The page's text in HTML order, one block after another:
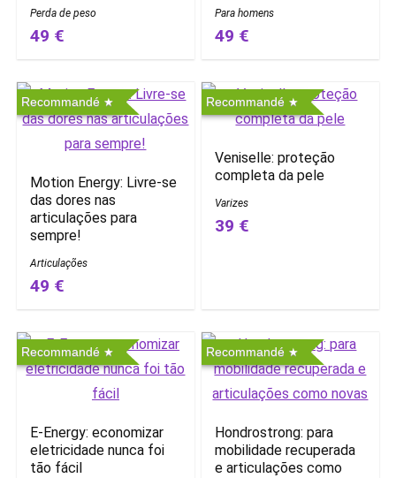
Perda de peso
49 €
Para homens
49 €
Recommandé
Motion Energy: Livre-se
das dores nas
articulações para
sempre!
Articulações
49 €
Recommandé
Veniselle: proteção
completa da pele
Varizes
39 €
Recommandé
E-Energy: economizar
eletricidade nunca foi
tão fácil
Recommandé
Hondrostrong: para
mobilidade recuperada
e articulações como